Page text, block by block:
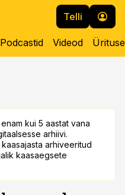
Telli
Podcastid Videod
kui 5 aastat vana
arhiivi.
arhiveeritud
kaasaegsete